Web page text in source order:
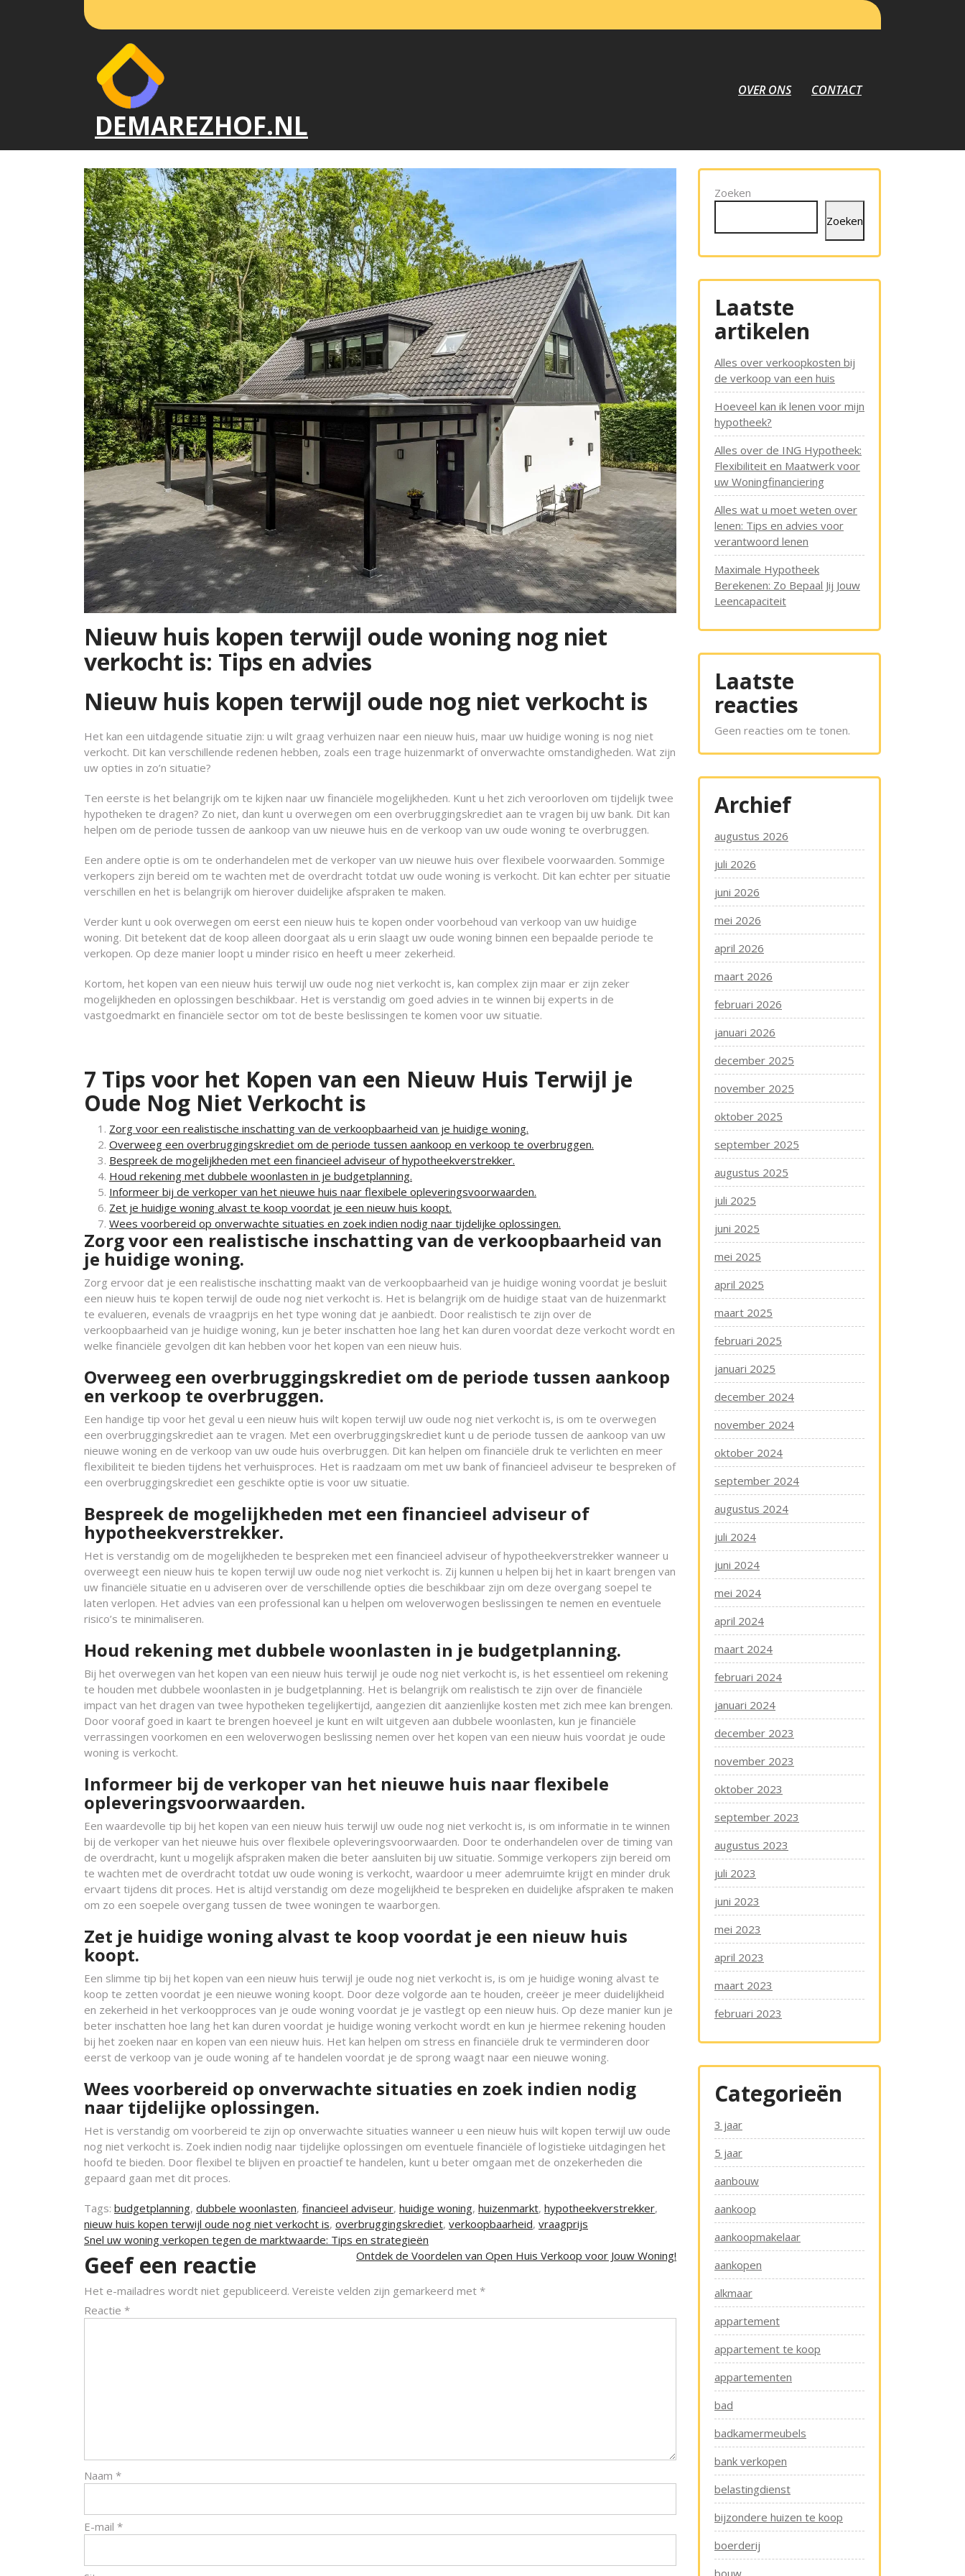
DEMAREZHOF.NL
OVER ONS CONTACT
Nieuw huis kopen terwijl oude woning nog niet
verkocht is: Tips en advies
Nieuw huis kopen terwijl oude nog niet verkocht is
Het kan een uitdagende situatie zijn: u wilt graag verhuizen naar een nieuw huis, maar uw huidige woning is nog niet
verkocht. Dit kan verschillende redenen hebben, zoals een trage huizenmarkt of onverwachte omstandigheden. Wat zijn
uw opties in zo’n situatie?
Ten eerste is het belangrijk om te kijken naar uw financiële mogelijkheden. Kunt u het zich veroorloven om tijdelijk twee
hypotheken te dragen? Zo niet, dan kunt u overwegen om een overbruggingskrediet aan te vragen bij uw bank. Dit kan
helpen om de periode tussen de aankoop van uw nieuwe huis en de verkoop van uw oude woning te overbruggen.
Een andere optie is om te onderhandelen met de verkoper van uw nieuwe huis over flexibele voorwaarden. Sommige
verkopers zijn bereid om te wachten met de overdracht totdat uw oude woning is verkocht. Dit kan echter per situatie
verschillen en het is belangrijk om hierover duidelijke afspraken te maken.
Verder kunt u ook overwegen om eerst een nieuw huis te kopen onder voorbehoud van verkoop van uw huidige
woning. Dit betekent dat de koop alleen doorgaat als u erin slaagt uw oude woning binnen een bepaalde periode te
verkopen. Op deze manier loopt u minder risico en heeft u meer zekerheid.
Kortom, het kopen van een nieuw huis terwijl uw oude nog niet verkocht is, kan complex zijn maar er zijn zeker
mogelijkheden en oplossingen beschikbaar. Het is verstandig om goed advies in te winnen bij experts in de
vastgoedmarkt en financiële sector om tot de beste beslissingen te komen voor uw situatie.
7 Tips voor het Kopen van een Nieuw Huis Terwijl je
Oude Nog Niet Verkocht is
Zorg voor een realistische inschatting van de verkoopbaarheid van je huidige woning.
Overweeg een overbruggingskrediet om de periode tussen aankoop en verkoop te overbruggen.
Bespreek de mogelijkheden met een financieel adviseur of hypotheekverstrekker.
Houd rekening met dubbele woonlasten in je budgetplanning.
Informeer bij de verkoper van het nieuwe huis naar flexibele opleveringsvoorwaarden.
Zet je huidige woning alvast te koop voordat je een nieuw huis koopt.
Wees voorbereid op onverwachte situaties en zoek indien nodig naar tijdelijke oplossingen.
Zorg voor een realistische inschatting van de verkoopbaarheid van
je huidige woning.
Zorg ervoor dat je een realistische inschatting maakt van de verkoopbaarheid van je huidige woning voordat je besluit
een nieuw huis te kopen terwijl de oude nog niet verkocht is. Het is belangrijk om de huidige staat van de huizenmarkt
te evalueren, evenals de vraagprijs en het type woning dat je aanbiedt. Door realistisch te zijn over de
verkoopbaarheid van je huidige woning, kun je beter inschatten hoe lang het kan duren voordat deze verkocht wordt en
welke financiële gevolgen dit kan hebben voor het kopen van een nieuw huis.
Overweeg een overbruggingskrediet om de periode tussen aankoop
en verkoop te overbruggen.
Een handige tip voor het geval u een nieuw huis wilt kopen terwijl uw oude nog niet verkocht is, is om te overwegen
een overbruggingskrediet aan te vragen. Met een overbruggingskrediet kunt u de periode tussen de aankoop van uw
nieuwe woning en de verkoop van uw oude huis overbruggen. Dit kan helpen om financiële druk te verlichten en meer
flexibiliteit te bieden tijdens het verhuisproces. Het is raadzaam om met uw bank of financieel adviseur te bespreken of
een overbruggingskrediet een geschikte optie is voor uw situatie.
Bespreek de mogelijkheden met een financieel adviseur of
hypotheekverstrekker.
Het is verstandig om de mogelijkheden te bespreken met een financieel adviseur of hypotheekverstrekker wanneer u
overweegt een nieuw huis te kopen terwijl uw oude nog niet verkocht is. Zij kunnen u helpen bij het in kaart brengen van
uw financiële situatie en u adviseren over de verschillende opties die beschikbaar zijn om deze overgang soepel te
laten verlopen. Het advies van een professional kan u helpen om weloverwogen beslissingen te nemen en eventuele
risico’s te minimaliseren.
Houd rekening met dubbele woonlasten in je budgetplanning.
Bij het overwegen van het kopen van een nieuw huis terwijl je oude nog niet verkocht is, is het essentieel om rekening
te houden met dubbele woonlasten in je budgetplanning. Het is belangrijk om realistisch te zijn over de financiële
impact van het dragen van twee hypotheken tegelijkertijd, aangezien dit aanzienlijke kosten met zich mee kan brengen.
Door vooraf goed in kaart te brengen hoeveel je kunt en wilt uitgeven aan dubbele woonlasten, kun je financiële
verrassingen voorkomen en een weloverwogen beslissing nemen over het kopen van een nieuw huis voordat je oude
woning is verkocht.
Informeer bij de verkoper van het nieuwe huis naar flexibele
opleveringsvoorwaarden.
Een waardevolle tip bij het kopen van een nieuw huis terwijl uw oude nog niet verkocht is, is om informatie in te winnen
bij de verkoper van het nieuwe huis over flexibele opleveringsvoorwaarden. Door te onderhandelen over de timing van
de overdracht, kunt u mogelijk afspraken maken die beter aansluiten bij uw situatie. Sommige verkopers zijn bereid om
te wachten met de overdracht totdat uw oude woning is verkocht, waardoor u meer ademruimte krijgt en minder druk
ervaart tijdens dit proces. Het is altijd verstandig om deze mogelijkheid te bespreken en duidelijke afspraken te maken
om zo een soepele overgang tussen de twee woningen te waarborgen.
Zet je huidige woning alvast te koop voordat je een nieuw huis
koopt.
Een slimme tip bij het kopen van een nieuw huis terwijl je oude nog niet verkocht is, is om je huidige woning alvast te
koop te zetten voordat je een nieuwe woning koopt. Door deze volgorde aan te houden, creëer je meer duidelijkheid
en zekerheid in het verkoopproces van je oude woning voordat je je vastlegt op een nieuw huis. Op deze manier kun je
beter inschatten hoe lang het kan duren voordat je huidige woning verkocht wordt en kun je hiermee rekening houden
bij het zoeken naar en kopen van een nieuw huis. Het kan helpen om stress en financiële druk te verminderen door
eerst de verkoop van je oude woning af te handelen voordat je de sprong waagt naar een nieuwe woning.
Wees voorbereid op onverwachte situaties en zoek indien nodig
naar tijdelijke oplossingen.
Het is verstandig om voorbereid te zijn op onverwachte situaties wanneer u een nieuw huis wilt kopen terwijl uw oude
nog niet verkocht is. Zoek indien nodig naar tijdelijke oplossingen om eventuele financiële of logistieke uitdagingen het
hoofd te bieden. Door flexibel te blijven en proactief te handelen, kunt u beter omgaan met de onzekerheden die
gepaard gaan met dit proces.
Tags: budgetplanning, dubbele woonlasten, financieel adviseur, huidige woning, huizenmarkt, hypotheekverstrekker,
nieuw huis kopen terwijl oude nog niet verkocht is, overbruggingskrediet, verkoopbaarheid, vraagprijs
Berichtnavigatie
Snel uw woning verkopen tegen de marktwaarde: Tips en strategieën
Ontdek de Voordelen van Open Huis Verkoop voor Jouw Woning!
Geef een reactie
Het e-mailadres wordt niet gepubliceerd. Vereiste velden zijn gemarkeerd met *
Reactie *
Naam *
E-mail *
Zoeken
Zoeken
Laatste
artikelen
Alles over verkoopkosten bij
de verkoop van een huis
Hoeveel kan ik lenen voor mijn
hypotheek?
Alles over de ING Hypotheek:
Flexibiliteit en Maatwerk voor
uw Woningfinanciering
Alles wat u moet weten over
lenen: Tips en advies voor
verantwoord lenen
Maximale Hypotheek
Berekenen: Zo Bepaal Jij Jouw
Leencapaciteit
Laatste
reacties
Geen reacties om te tonen.
Archief
augustus 2026
juli 2026
juni 2026
mei 2026
april 2026
maart 2026
februari 2026
januari 2026
december 2025
november 2025
oktober 2025
september 2025
augustus 2025
juli 2025
juni 2025
mei 2025
april 2025
maart 2025
februari 2025
januari 2025
december 2024
november 2024
oktober 2024
september 2024
augustus 2024
juli 2024
juni 2024
mei 2024
april 2024
maart 2024
februari 2024
januari 2024
december 2023
november 2023
oktober 2023
september 2023
augustus 2023
juli 2023
juni 2023
mei 2023
april 2023
maart 2023
februari 2023
Categorieën
3 jaar
5 jaar
aanbouw
aankoop
aankoopmakelaar
aankopen
alkmaar
appartement
appartement te koop
appartementen
bad
badkamermeubels
bank verkopen
belastingdienst
bijzondere huizen te koop
boerderij
bouw